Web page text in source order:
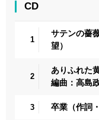
CD
1
サテンの薔
望）
2
ありふれた
編曲：高島政
3 卒業（作詞